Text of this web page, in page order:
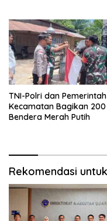
TNI-Polri dan Pemerintah
Kecamatan Bagikan 200
Bendera Merah Putih
Rekomendasi